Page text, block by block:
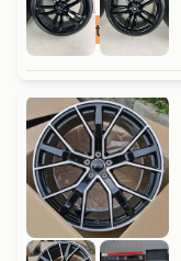
Laagste prijs